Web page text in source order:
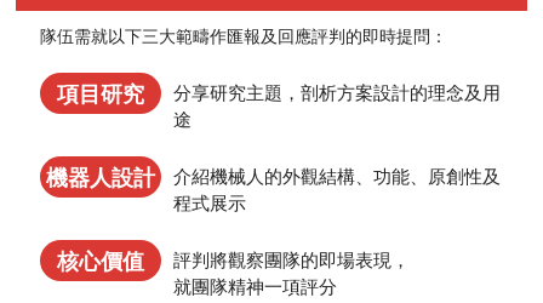
隊伍需就以下三大範疇作匯報及回應評判的即時提問：
項目研究
分享研究主題，剖析方案設計的理念及用
途
機器人設計
介紹機械人的外觀結構、功能、原創性及
程式展示
核心價值
評判將觀察團隊的即場表現，
就團隊精神一項評分